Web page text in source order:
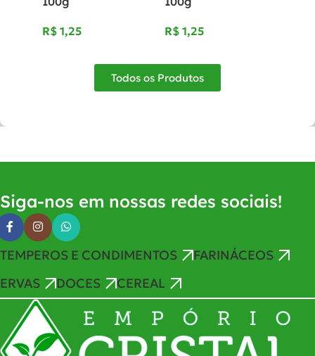
R$ 1,25 R$ 1,25
Todos os Produtos
Siga-nos em nossas redes sociais!
TEMPEROS E CONDIMENTOS
FARINÁCEOS
ERVAS
DOCES CEREAL